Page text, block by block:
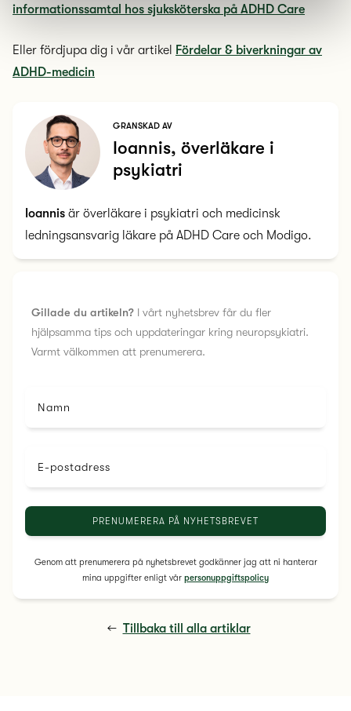
informationssamtal hos sjuksköterska på ADHD Care
Eller fördjupa dig i vår artikel
Fördelar & biverkningar av
ADHD-medicin
GRANSKAD AV
Ioannis, överläkare i
psykiatri
Ioannis är överläkare i psykiatri och medicinsk
ledningsansvarig läkare på ADHD Care och Modigo.
Gillade du artikeln? I vårt nyhetsbrev får du fler
hjälpsamma tips och uppdateringar kring neuropsykiatri.
Varmt välkommen att prenumerera.
Namn
E-postadress
Genom att prenumerera på nyhetsbrevet godkänner jag att ni hanterar
mina uppgifter enligt vår personuppgiftspolicy
← Tillbaka till alla artiklar